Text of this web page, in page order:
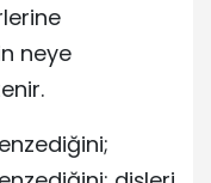
neye